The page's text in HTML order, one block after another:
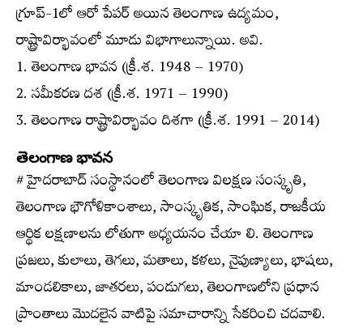
గ్రూప్‌-1లో ఆరో పేపర్‌ అయిన తెలంగాణ ఉద్యమం,
రాష్ట్రావిర్భావంలో మూడు విభాగాలున్నాయి. అవి.
1. తెలంగాణ భావన (క్రీ.శ. 1948 – 1970)
2. సమీకరణ దశ (క్రీ.శ. 1971 – 1990)
3. తెలంగాణ రాష్ట్రావిర్భావం దిశగా (క్రీ.శ. 1991 – 2014)
తెలంగాణ భావన
# హైదరాబాద్‌ సంస్థానంలో తెలంగాణ విలక్షణ సంస్కృతి,
తెలంగాణ భౌగోళికాంశాలు, సాంస్కృతిక, సాంఘిక, రాజకీయ
ఆర్థిక లక్షణాలను లోతుగా అధ్యయనం చేయా లి. తెలంగాణ
ప్రజలు, కులాలు, తెగలు, మతాలు, కళలు, నైపుణ్యాలు, భాషలు,
మాండలికాలు, జాతరలు, పండుగలు, తెలంగాణలోని ప్రధాన
ప్రాంతాలు మొదలైన వాటిపై సమాచారాన్ని సేకరించి చదవాలి.